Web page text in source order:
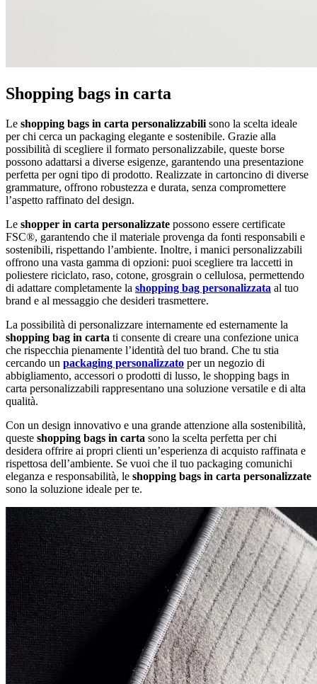
Shopping bags in carta
Le shopping bags in carta personalizzabili sono la scelta ideale
per chi cerca un packaging elegante e sostenibile. Grazie alla
possibilità di scegliere il formato personalizzabile, queste borse
possono adattarsi a diverse esigenze, garantendo una presentazione
perfetta per ogni tipo di prodotto. Realizzate in cartoncino di diverse
grammature, offrono robustezza e durata, senza compromettere
l’aspetto raffinato del design.
Le shopper in carta personalizzate possono essere certificate
FSC®, garantendo che il materiale provenga da fonti responsabili e
sostenibili, rispettando l’ambiente. Inoltre, i manici personalizzabili
offrono una vasta gamma di opzioni: puoi scegliere tra laccetti in
poliestere riciclato, raso, cotone, grosgrain o cellulosa, permettendo
di adattare completamente la shopping bag personalizzata al tuo
brand e al messaggio che desideri trasmettere.
La possibilità di personalizzare internamente ed esternamente la
shopping bag in carta ti consente di creare una confezione unica
che rispecchia pienamente l’identità del tuo brand. Che tu stia
cercando un packaging personalizzato per un negozio di
abbigliamento, accessori o prodotti di lusso, le shopping bags in
carta personalizzabili rappresentano una soluzione versatile e di alta
qualità.
Con un design innovativo e una grande attenzione alla sostenibilità,
queste shopping bags in carta sono la scelta perfetta per chi
desidera offrire ai propri clienti un’esperienza di acquisto raffinata e
rispettosa dell’ambiente. Se vuoi che il tuo packaging comunichi
eleganza e responsabilità, le shopping bags in carta personalizzate
sono la soluzione ideale per te.